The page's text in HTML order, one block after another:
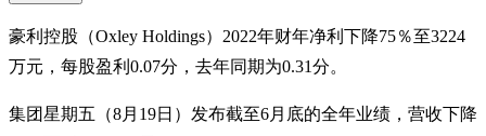
豪利控股（Oxley Holdings）2022年财年净利下降75％至3224
万元，每股盈利0.07分，去年同期为0.31分。
集团星期五（8月19日）发布截至6月底的全年业绩，营收下降